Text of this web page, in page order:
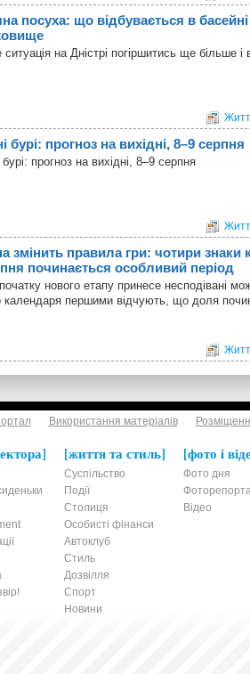
посуха: що відбувається в
на Дністрі погіршитись ще більше і
бурі: прогноз на вихідні, 8–9 серпня
бурі: прогноз на вихідні, 8–9 серпня
змінить правила гри: чотири знаки
починається особливий період
нового етапу принесе несподівані
календаря першими відчують, що доля
Використання матеріалів
життя та стиль
Суспільство
Події
Столиця
Особисті фінанси
Автоклуб
Стиль
Дозвілля
Спорт
Новини
фото і
Фото дня
Відео